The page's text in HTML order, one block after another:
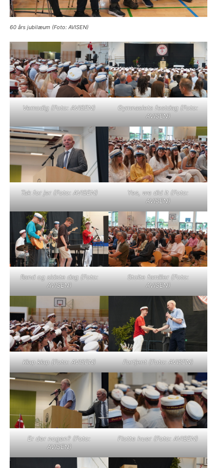
60 års jubilæum (Foto: AVISEN)
Vemodig (Foto: AVISEN)
Gymnasiets festdag (Foto:
AVISEN)
Tak for jer (Foto: AVISEN)
Yes, we did it (Foto:
AVISEN)
Band og sidste dag (Foto:
AVISEN)
Stolte familier (Foto:
AVISEN)
Klap klap (Foto: AVISEN) Fortjent (Foto: AVISEN)
Er der nogen? (Foto:
AVISEN)
Flotte huer (Foto: AVISEN)